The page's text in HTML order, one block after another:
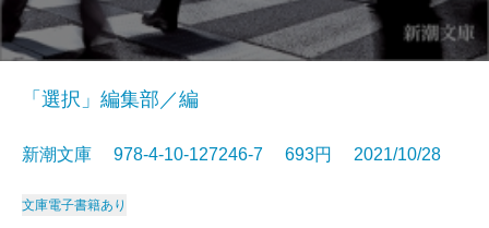
「選択」編集部／編
新潮文庫 978-4-10-127246-7 693円 2021/10/28
文庫電子書籍あり